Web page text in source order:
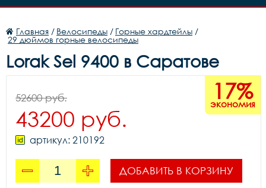
Главная / Велосипеды / Горные хардтейлы /
29 дюймов горные велосипеды
Lorak Sel 9400 в Саратове
17%
экономия
52600 руб.
43200 руб.
артикул: 210192
ДОБАВИТЬ В КОРЗИНУ